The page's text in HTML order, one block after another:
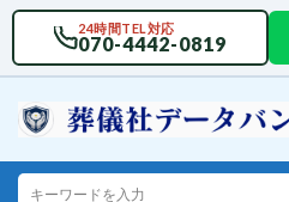
24時間TEL対応
070-4442-0819